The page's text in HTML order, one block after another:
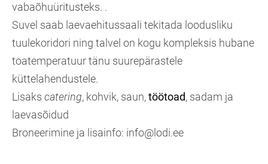
vabaõhuüritusteks. .
Suvel saab laevaehitussaali tekitada loodusliku
tuulekoridori ning talvel on kogu kompleksis hubane
toatemperatuur tänu suurepärastele
küttelahendustele.
Lisaks catering, kohvik, saun,töötoad, sadam ja
laevasõidud
Broneerimine ja lisainfo: info@lodi.ee